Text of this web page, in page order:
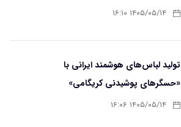
۱۴۰۵/۰۵/۱۴ ۱۶:۱۰
تولید لباس‌های هوشمند ایرانی با
«حسگرهای پوشیدنی کریگامی»
۱۴۰۵/۰۵/۱۴ ۱۶:۰۶